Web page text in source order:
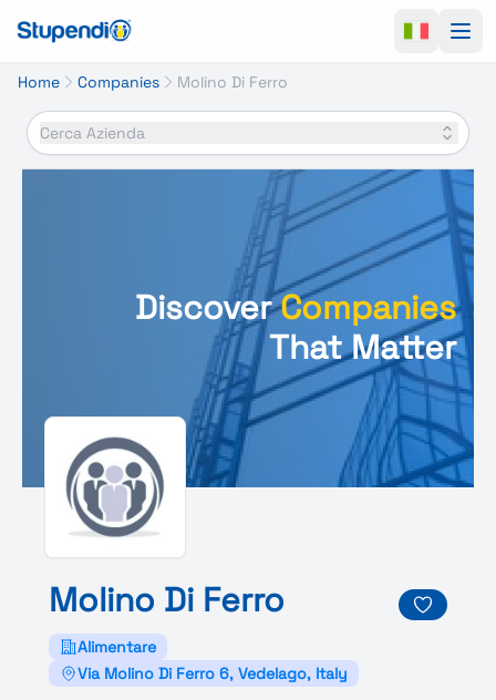
Home Companies Molino Di Ferro
Cerca Azienda
DiscoverCompanies
That Matter
Molino Di Ferro
Alimentare
Via Molino Di Ferro 6, Vedelago, Italy